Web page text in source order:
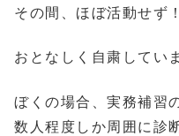
その間、ほぼ活動せず
おとなしく自粛してい
ぼくの場合、実務補習
数人程度しか周囲に診